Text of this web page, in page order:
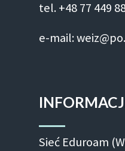
tel. +48 77 449
e-mail:
Sieć Eduroam